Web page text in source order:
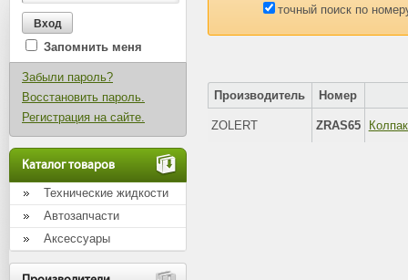
Запомнить меня
Забыли пароль?
Восстановить пароль.
Регистрация на сайте.
Каталог товаров
Технические жидкости
Автозапчасти
Аксессуары
точный поиск по
Производитель Номер
ZOLERT ZRAS65